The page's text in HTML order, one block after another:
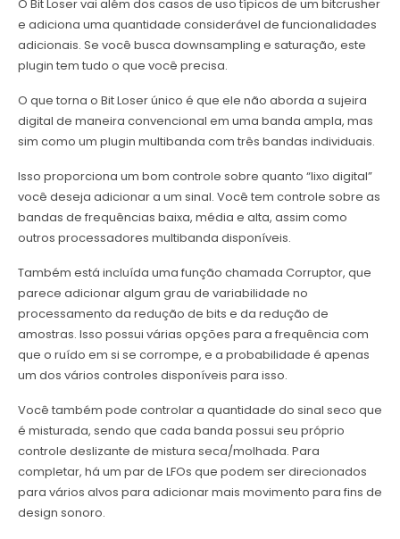
O Bit Loser vai além dos casos de uso típicos de um bitcrusher
e adiciona uma quantidade considerável de funcionalidades
adicionais. Se você busca downsampling e saturação, este
plugin tem tudo o que você precisa.
O que torna o Bit Loser único é que ele não aborda a sujeira
digital de maneira convencional em uma banda ampla, mas
sim como um plugin multibanda com três bandas individuais.
Isso proporciona um bom controle sobre quanto “lixo digital”
você deseja adicionar a um sinal. Você tem controle sobre as
bandas de frequências baixa, média e alta, assim como
outros processadores multibanda disponíveis.
Também está incluída uma função chamada Corruptor, que
parece adicionar algum grau de variabilidade no
processamento da redução de bits e da redução de
amostras. Isso possui várias opções para a frequência com
que o ruído em si se corrompe, e a probabilidade é apenas
um dos vários controles disponíveis para isso.
Você também pode controlar a quantidade do sinal seco que
é misturada, sendo que cada banda possui seu próprio
controle deslizante de mistura seca/molhada. Para
completar, há um par de LFOs que podem ser direcionados
para vários alvos para adicionar mais movimento para fins de
design sonoro.